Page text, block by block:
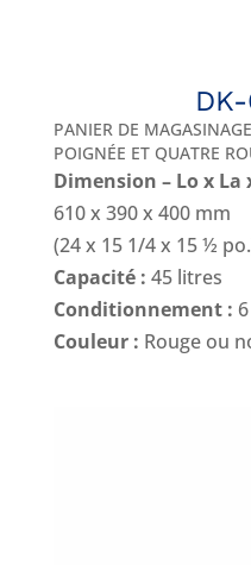
PANIER DE
POIGNÉE ET QUATRE
Dimension – Lo x La
610 x 390 x 400 mm
(24 x 15 1/4 x 15 ½
Capacité : 45 litres
Conditionnement :
Couleur : Rouge ou